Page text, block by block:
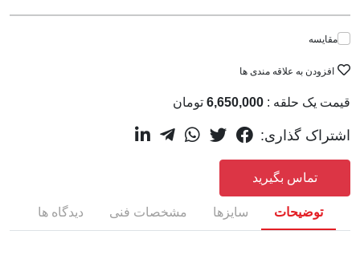
مقایسه
افزودن به علاقه مندی ها
قیمت یک حلقه : 6,650,000 تومان
اشتراک گذاری:
تماس بگیرید
توضیحات سایزها مشخصات فنی دیدگاه ها